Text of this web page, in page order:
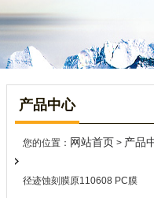
产品中心
您的位置： 网站首页 > 产品
径迹蚀刻膜原110608 PC膜